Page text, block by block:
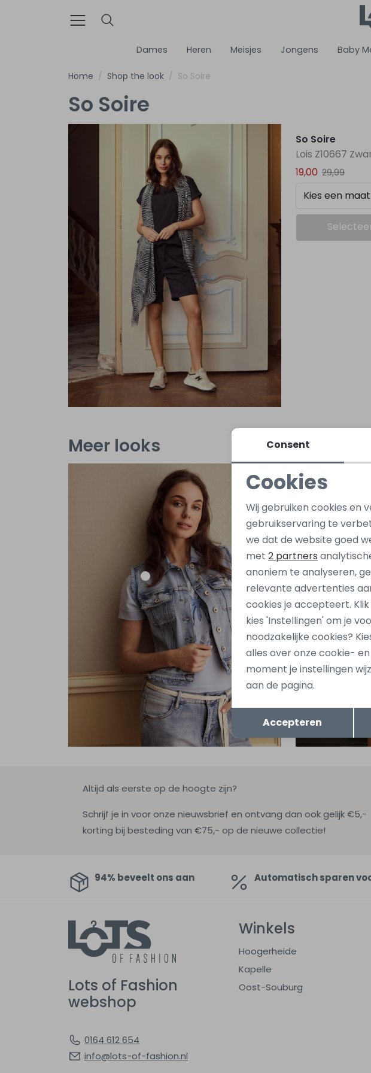
Dames Heren Meisjes Jongens Baby
Home Shop the look So Soire
So Soire
So Soire
Lois Z10667
19,00 29,99
Plaats in
Meer looks
Altijd als eerste op de hoogte zijn?
Schrijf je in voor onze nieuwsbrief en ontvang dan ook gelijk €5,-
korting bij besteding van €75,- op de nieuwe collectie!
94% beveelt ons aan Automatisch sparen
Lots of Fashion
webshop
0164 612 654
info@lots-of-fashion.nl
Winkels
Hoogerheide
Kapelle
Oost-Souburg
Noodzakelijke cookies
Analytische cookies
Terug
Consent
Cookies
Wij gebruiken cookies en
gebruikservaring te
we dat de website goed
met 2 partners
anoniem te analyseren,
relevante advertenties
cookies je accepteert.
kies 'Instellingen' om je
noodzakelijke cookies?
alles over onze cookie-
moment je instellingen
aan de pagina.
Accepteren